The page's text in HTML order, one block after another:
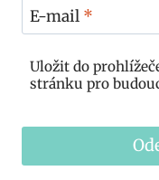
E-mail *
Uložit do
stránku pro